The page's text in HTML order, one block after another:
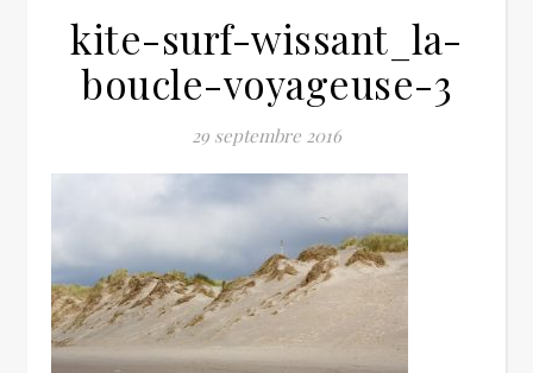
kite-surf-wissant_la-
boucle-voyageuse-3
29 septembre 2016